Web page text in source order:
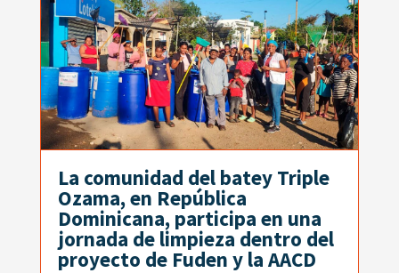
La comunidad del batey Triple
Ozama, en República
Dominicana, participa en una
jornada de limpieza dentro del
proyecto de Fuden y la AACD